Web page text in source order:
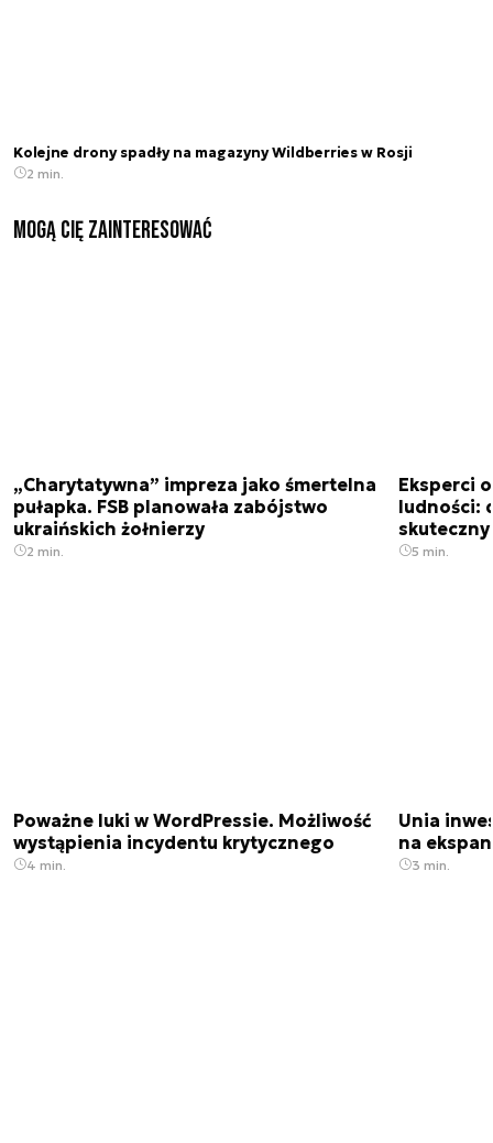
Kolejne drony spadły na magazyny Wildberries w Rosji
2 min.
Mogą Cię zainteresować
„Charytatywna” impreza jako śmertelna
pułapka. FSB planowała zabójstwo
ukraińskich żołnierzy
2 min.
Eksperci
ludności:
skuteczny
5 min.
Poważne luki w WordPressie. Możliwość
wystąpienia incydentu krytycznego
4 min.
Unia
na
3 min.